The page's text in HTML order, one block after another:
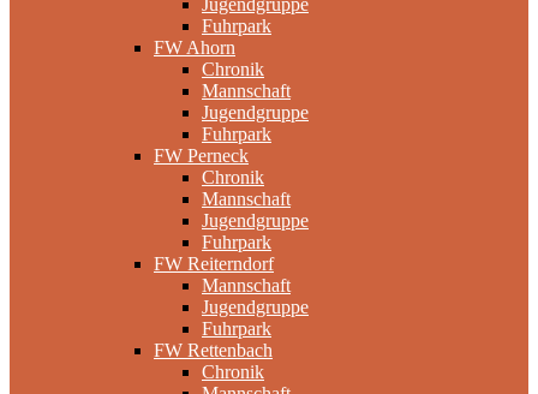
Jugendgruppe
Fuhrpark
FW Ahorn
Chronik
Mannschaft
Jugendgruppe
Fuhrpark
FW Perneck
Chronik
Mannschaft
Jugendgruppe
Fuhrpark
FW Reiterndorf
Mannschaft
Jugendgruppe
Fuhrpark
FW Rettenbach
Chronik